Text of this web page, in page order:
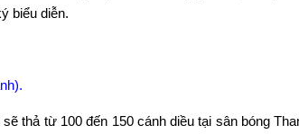
ý biểu diễn.
thả từ 100 đến 150 cánh diều tại sân bóng